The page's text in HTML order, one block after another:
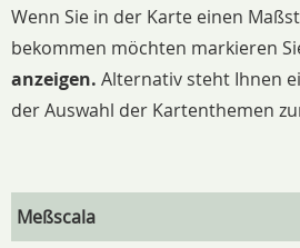
Wenn Sie in der Karte einen
bekommen möchten markieren
anzeigen. Alternativ steht Ihnen
der Auswahl der Kartenthemen
Meßscala